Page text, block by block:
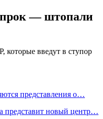
— штопали
представления о…
представит новый центр…